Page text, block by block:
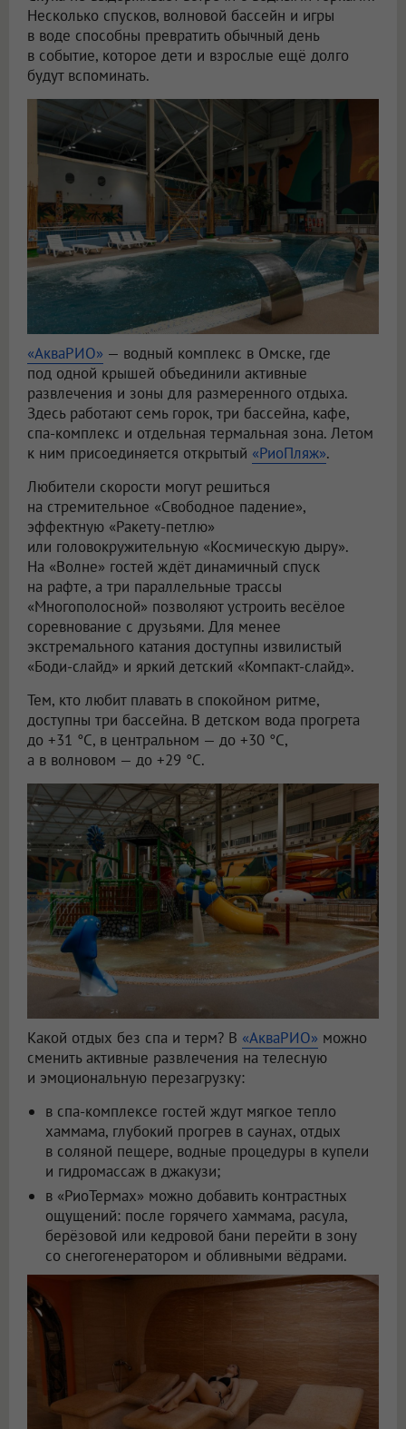
Несколько спусков, волновой бассейн и игры
в воде способны превратить обычный день
в событие, которое дети и взрослые ещё долго
будут вспоминать.
«АкваРИО» — водный комплекс в Омске, где
под одной крышей объединили активные
развлечения и зоны для размеренного отдыха.
Здесь работают семь горок, три бассейна, кафе,
спа-комплекс и отдельная термальная зона. Летом
к ним присоединяется открытый «РиоПляж».
Любители скорости могут решиться
на стремительное «Свободное падение»,
эффектную «Ракету-петлю»
или головокружительную «Космическую дыру».
На «Волне» гостей ждёт динамичный спуск
на рафте, а три параллельные трассы
«Многополосной» позволяют устроить весёлое
соревнование с друзьями. Для менее
экстремального катания доступны извилистый
«Боди-слайд» и яркий детский «Компакт-слайд».
Тем, кто любит плавать в спокойном ритме,
доступны три бассейна. В детском вода прогрета
до +31 °C, в центральном — до +30 °C,
а в волновом — до +29 °C.
Какой отдых без спа и терм? В «АкваРИО» можно
сменить активные развлечения на телесную
и эмоциональную перезагрузку:
в спа-комплексе гостей ждут мягкое тепло
хаммама, глубокий прогрев в саунах, отдых
в соляной пещере, водные процедуры в купели
и гидромассаж в джакузи;
в «РиоТермах» можно добавить контрастных
ощущений: после горячего хаммама, расула,
берёзовой или кедровой бани перейти в зону
со снегогенератором и обливными вёдрами.